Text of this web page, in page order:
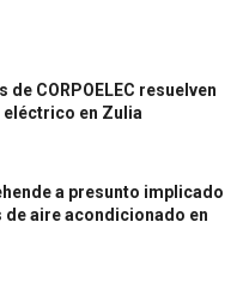
de CORPOELEC resuelven
en Zulia
a presunto implicado
de aire acondicionado en